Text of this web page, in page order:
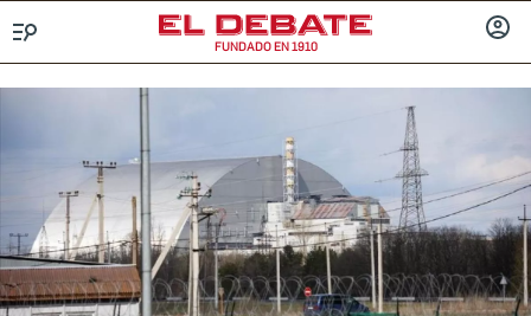
FUNDADO EN 1910